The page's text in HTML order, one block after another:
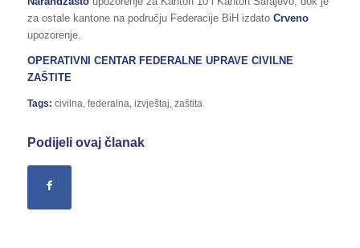
za ostale kantone na području Federacije BiH izdato Crveno
upozorenje.
OPERATIVNI CENTAR FEDERALNE UPRAVE CIVILNE
ZAŠTITE
Tags: civilna federalna izvještaj zaštita
Podijeli ovaj članak